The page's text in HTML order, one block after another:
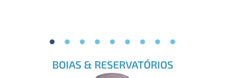
BOIAS & RESERVATÓRIOS